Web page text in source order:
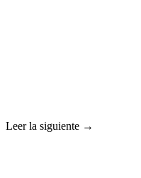
Leer la siguiente →